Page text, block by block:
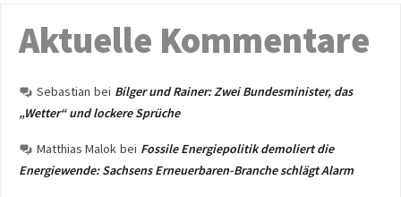
Aktuelle Kommentare
Sebastian bei Bilger und Rainer: Zwei Bundesminister, das
„Wetter“ und lockere Sprüche
Matthias Malok bei Fossile Energiepolitik demoliert die
Energiewende: Sachsens Erneuerbaren-Branche schlägt Alarm